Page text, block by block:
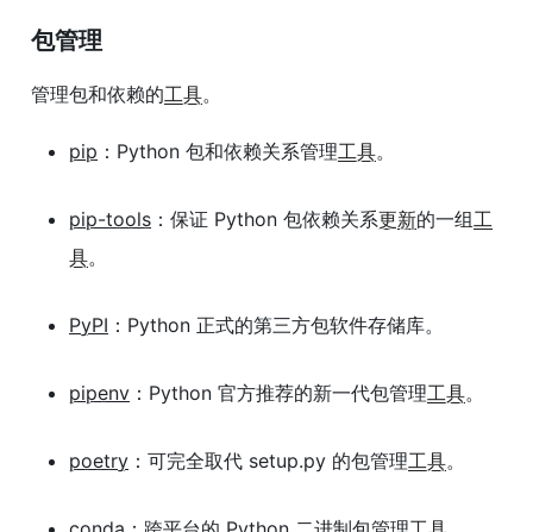
包管理
管理包和依赖的工具。
pip ：Python 包和依赖关系管理工具。
pip-tools ：保证 Python 包依赖关系更新的一组工
具。
PyPI ：Python 正式的第三方包软件存储库。
pipenv ：Python 官方推荐的新一代包管理工具。
poetry ：可完全取代 setup.py 的包管理工具。